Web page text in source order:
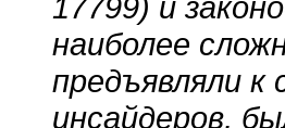
наиболее
предъявляли
инсайдеров,